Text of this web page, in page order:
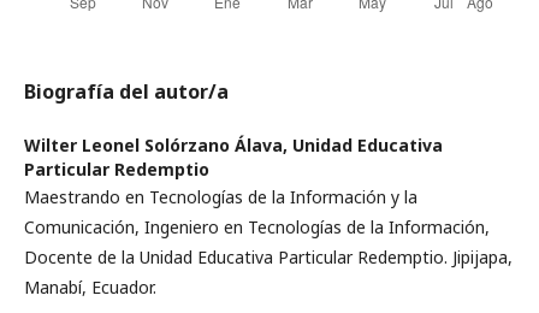
Biografía del autor/a
Wilter Leonel Solórzano Álava, Unidad Educativa
Particular Redemptio
Maestrando en Tecnologías de la Información y la
Comunicación, Ingeniero en Tecnologías de la Información,
Docente de la Unidad Educativa Particular Redemptio. Jipijapa,
Manabí, Ecuador.